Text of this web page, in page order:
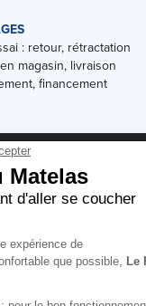
: retour, rétractation
magasin, livraison
financement
de vente magasin